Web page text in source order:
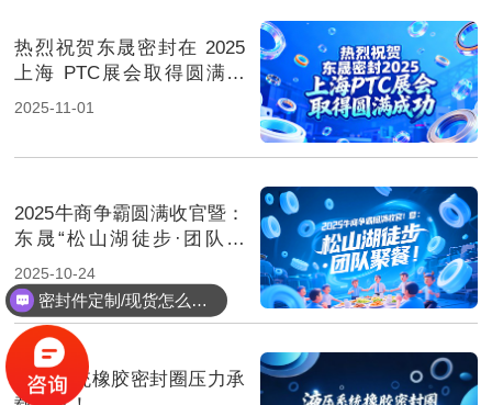
热烈祝贺东晟密封在 2025
上海 PTC展会取得圆满成
功！
2025-11-01
2025牛商争霸圆满收官暨：
东晟“松山湖徒步·团队聚
餐”！
2025-10-24
液压系统橡胶密封圈压力承
密封件定制/现货怎么报价，起订量多少？